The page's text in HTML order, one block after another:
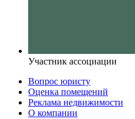
Участник ассоциации
Вопрос юристу
Оценка помещений
Реклама недвижимости
О компании